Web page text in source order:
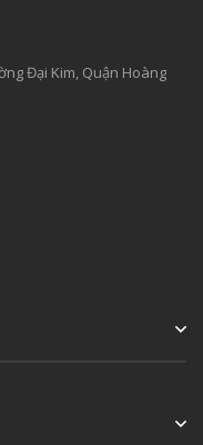
Đại Kim, Quận Hoàng